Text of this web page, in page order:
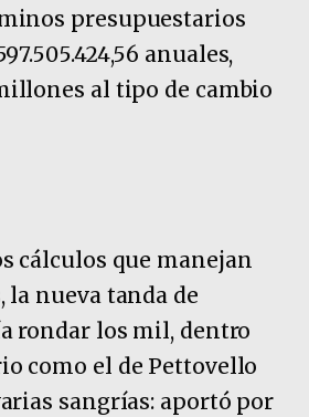
presupuestarios
anuales,
al tipo de cambio
cálculos que manejan
la nueva tanda de
rondar los mil, dentro
como el de Pettovello
sangrías: aportó por